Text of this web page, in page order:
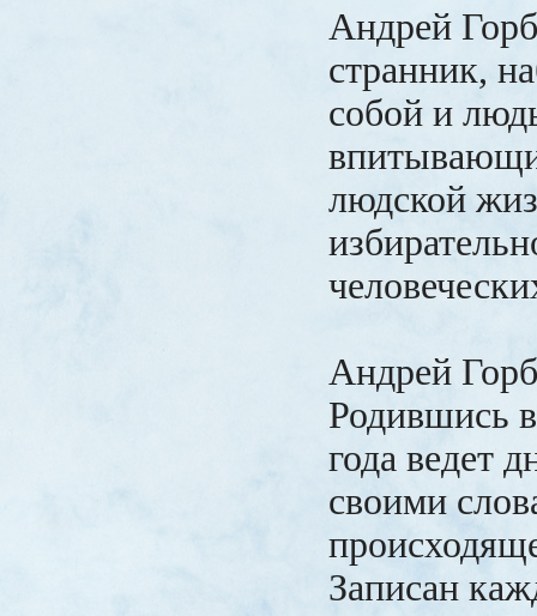
Андрей
странник,
собой и
людской
Андрей
Родившись
года ведет
своими
Записан